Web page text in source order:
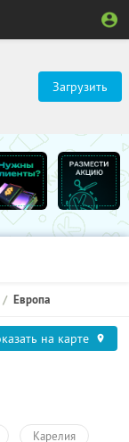
Загрузить
Европа
на карте
Карелия